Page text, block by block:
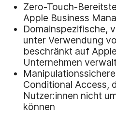
Zero-Touch-
Apple Business
Domainspezifische,
unter Verwendung
beschränkt auf
Unternehmen
Conditional Access,
Nutzer:innen nicht
können